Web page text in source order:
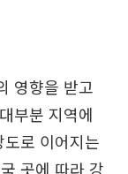
영향을 받고
부분 지역에
로 이어지는
곳에 따라 강